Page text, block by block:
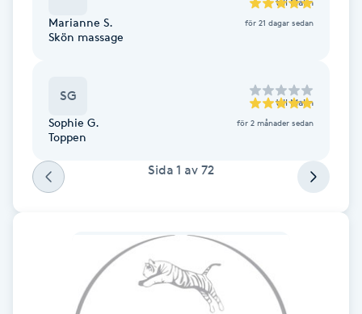
Fettreducering
Marianne S. för 21 dagar sedan
Skön massage
SG till Malin
Sophie G. för 2 månader sedan
Toppen
Sida 1 av 72